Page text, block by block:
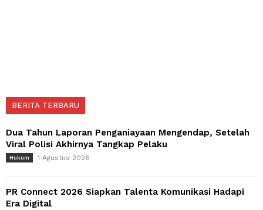
BERITA TERBARU
Dua Tahun Laporan Penganiayaan Mengendap, Setelah
Viral Polisi Akhirnya Tangkap Pelaku
Hukum 1 Agustus 2026
PR Connect 2026 Siapkan Talenta Komunikasi Hadapi
Era Digital